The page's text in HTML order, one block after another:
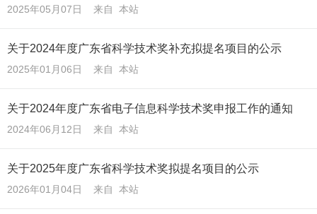
2025年05月07日 来自 本站
关于2024年度广东省科学技术奖补充拟提名项目的公示
2025年01月06日 来自 本站
关于2024年度广东省电子信息科学技术奖申报工作的通知
2024年06月12日 来自 本站
关于2025年度广东省科学技术奖拟提名项目的公示
2026年01月04日 来自 本站